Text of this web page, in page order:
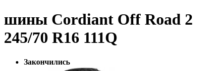
шины Cordiant Off Road 2
245/70 R16 111Q
Закончились